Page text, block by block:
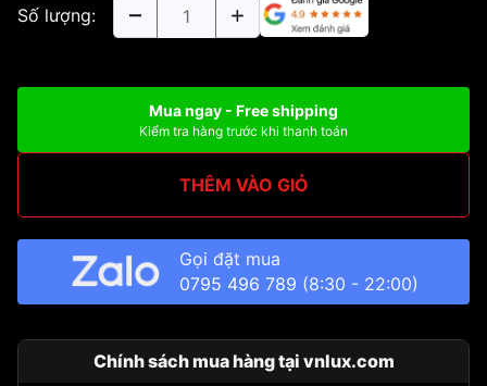
Số lượng:
Mua ngay - Free shipping
Kiểm tra hàng trước khi thanh toán
THÊM VÀO GIỎ
Gọi đặt mua
0795 496 789 (8:30 - 22:00)
Chính sách mua hàng tại vnlux.com